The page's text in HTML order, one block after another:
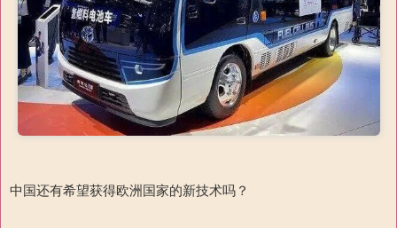
中国还有希望获得欧洲国家的新技术吗？